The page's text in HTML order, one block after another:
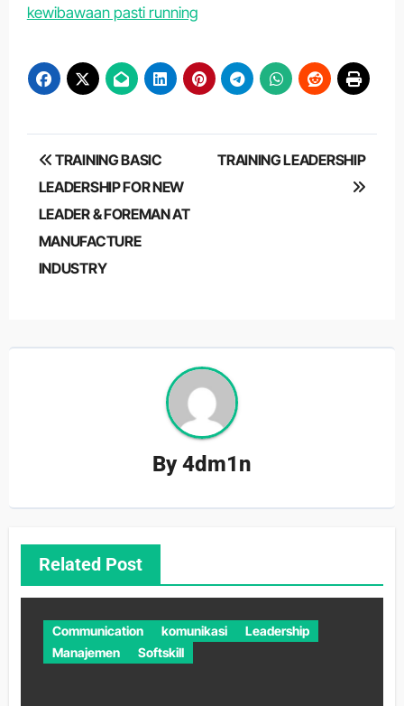
kewibawaan pasti running
Post
navigation
TRAINING BASIC
LEADERSHIP FOR NEW
LEADER & FOREMAN AT
MANUFACTURE
INDUSTRY
TRAINING LEADERSHIP
By4dm1n
Related Post
Communication komunikasi
Leadership
Manajemen
Softskill